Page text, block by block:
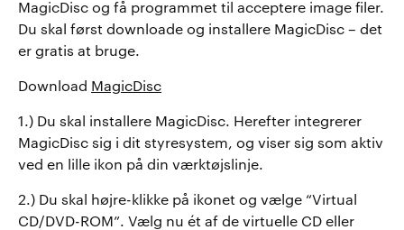
MagicDisc og få programmet til acceptere image filer.
Du skal først downloade og installere MagicDisc – det
er gratis at bruge.
Download MagicDisc
1.) Du skal installere MagicDisc. Herefter integrerer
MagicDisc sig i dit styresystem, og viser sig som aktiv
ved en lille ikon på din værktøjslinje.
2.) Du skal højre-klikke på ikonet og vælge “Virtual
CD/DVD-ROM”. Vælg nu ét af de virtuelle CD eller